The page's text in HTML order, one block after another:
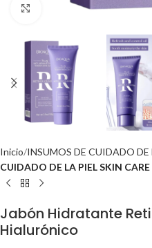
Click to enlarge
Inicio INSUMOS DE CUIDADO DE
CUIDADO DE LA PIEL SKIN CARE
Jabón Hidratante
Hialurónico